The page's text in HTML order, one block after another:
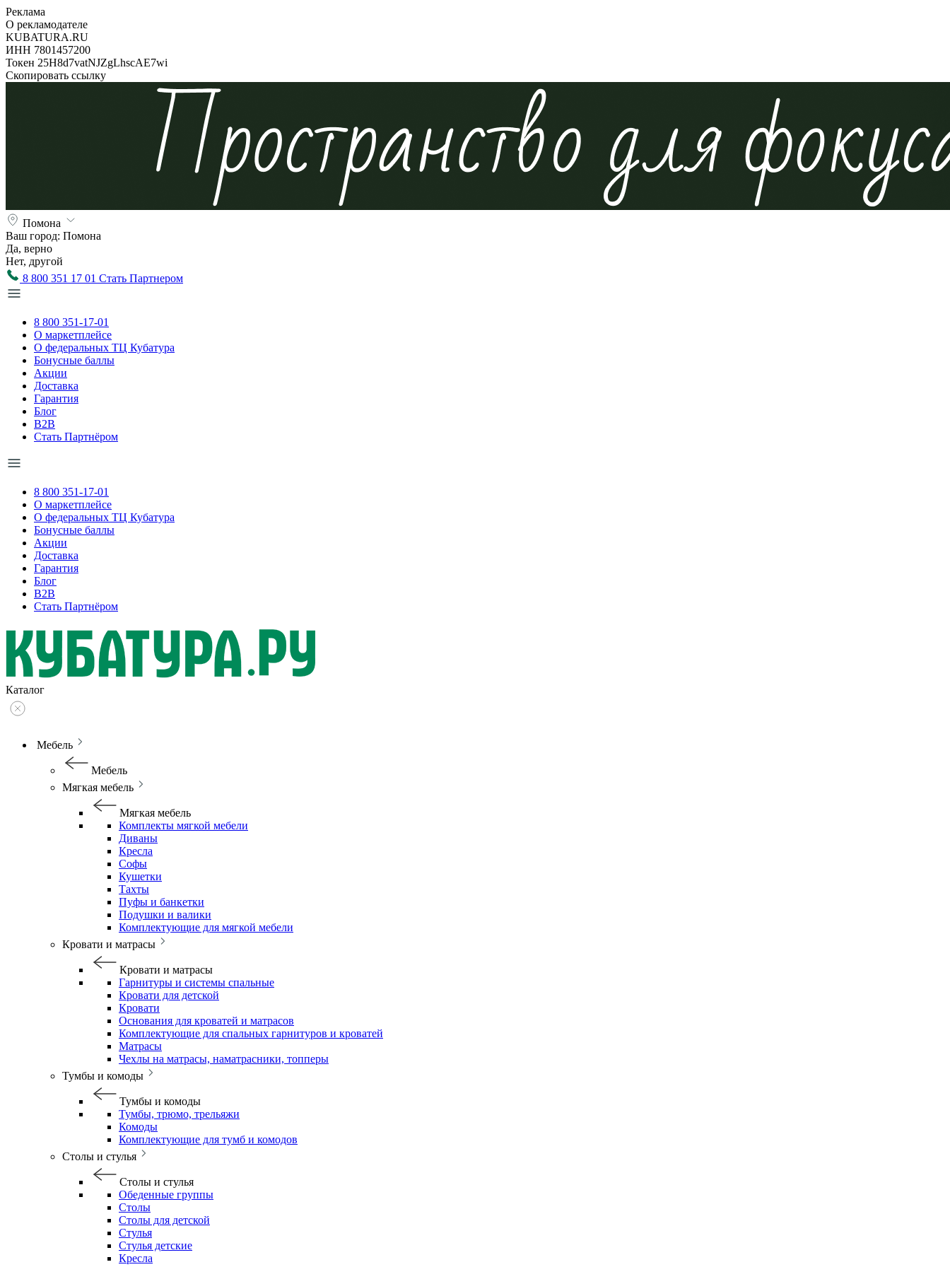
Реклама
О рекламодателе
KUBATURA.RU
ИНН 7801457200
Токен 25H8d7vatNJZgLhscAE7wi
Скопировать ссылку
Помона
Ваш город: Помона
Да, верно
Нет, другой
8 800 351 17 01 Стать Партнером
8 800 351-17-01
О маркетплейсе
О федеральных ТЦ Кубатура
Бонусные баллы
Акции
Доставка
Гарантия
Блог
B2B
Стать Партнёром
8 800 351-17-01
О маркетплейсе
О федеральных ТЦ Кубатура
Бонусные баллы
Акции
Доставка
Гарантия
Блог
B2B
Стать Партнёром
Каталог
Мебель
Мебель
Мягкая мебель
Мягкая мебель
Комплекты мягкой мебели
Диваны
Кресла
Софы
Кушетки
Тахты
Пуфы и банкетки
Подушки и валики
Комплектующие для мягкой мебели
Кровати и матрасы
Кровати и матрасы
Гарнитуры и системы спальные
Кровати для детской
Кровати
Основания для кроватей и матрасов
Комплектующие для спальных гарнитуров и кроватей
Матрасы
Чехлы на матрасы, наматрасники, топперы
Тумбы и комоды
Тумбы и комоды
Тумбы, трюмо, трельяжи
Комоды
Комплектующие для тумб и комодов
Столы и стулья
Столы и стулья
Обеденные группы
Столы
Столы для детской
Стулья
Стулья детские
Кресла